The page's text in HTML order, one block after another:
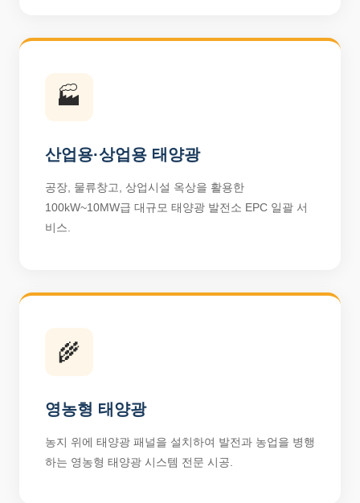
🏭
산업용·상업용 태양광
공장, 물류창고, 상업시설 옥상을 활용한
100kW~10MW급 대규모 태양광 발전소 EPC 일괄 서
비스.
🌾
영농형 태양광
농지 위에 태양광 패널을 설치하여 발전과 농업을 병행
하는 영농형 태양광 시스템 전문 시공.